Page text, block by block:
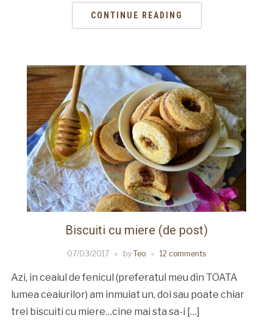
CONTINUE READING
Biscuiti cu miere (de post)
07/03/2017 by Teo 12 comments
Azi, in ceaiul de fenicul (preferatul meu din TOATA
lumea ceaiurilor) am inmuiat un, doi sau poate chiar
trei biscuiti cu miere…cine mai sta sa-i […]